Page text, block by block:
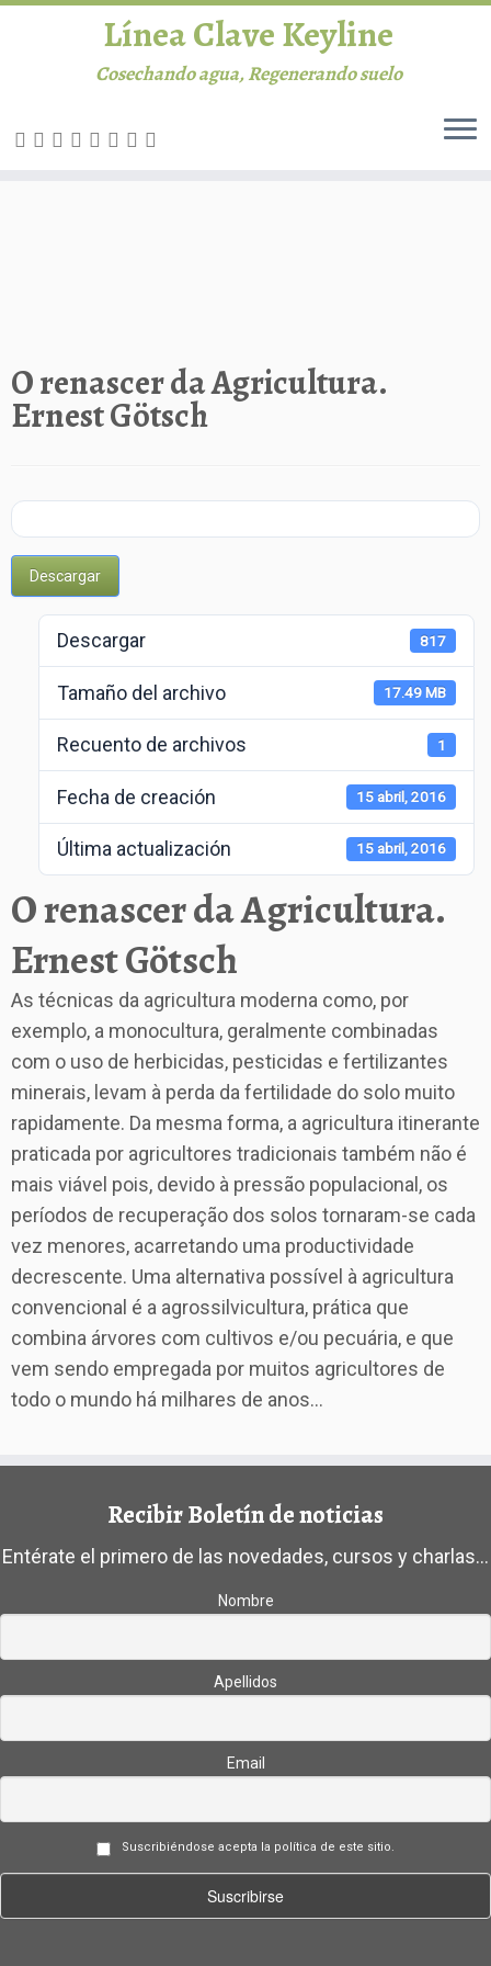
Línea Clave Keyline
Cosechando agua, Regenerando suelo
Ganadería
Enlaces
Contacto
O renascer da Agricultura.
Ernest Götsch
Descargar
Descargar 817
Tamaño del archivo 17.49 MB
Recuento de archivos 1
Fecha de creación 15 abril, 2016
Última actualización 15 abril, 2016
O renascer da Agricultura.
Ernest Götsch
As técnicas da agricultura moderna como, por
exemplo, a monocultura, geralmente combinadas
com o uso de herbicidas, pesticidas e fertilizantes
minerais, levam à perda da fertilidade do solo muito
rapidamente. Da mesma forma, a agricultura itinerante
praticada por agricultores tradicionais também não é
mais viável pois, devido à pressão populacional, os
períodos de recuperação dos solos tornaram-se cada
vez menores, acarretando uma productividade
decrescente. Uma alternativa possível à agricultura
convencional é a agrossilvicultura, prática que
combina árvores com cultivos e/ou pecuária, e que
vem sendo empregada por muitos agricultores de
todo o mundo há milhares de anos...
Recibir Boletín de noticias
Entérate el primero de las novedades, cursos y charlas...
Nombre
Apellidos
Email
Suscribiéndose acepta la política de este sitio.